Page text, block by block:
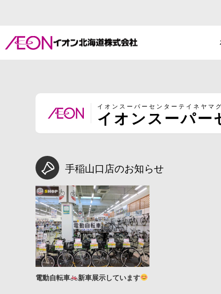
イオンスーパーセンターテイネヤマ
イオンスーパー
手稲山口店のお知らせ
電動自転車 新車展示しています